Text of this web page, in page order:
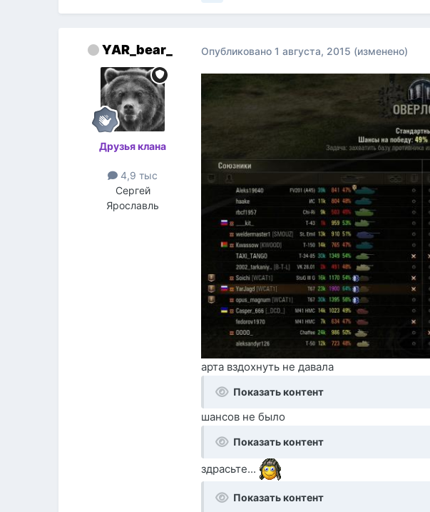
YAR_bear_
Друзья клана
4,9 тыс
Сергей
Ярославль
Опубликовано1 августа, 2015 (изменено)
арта вздохнуть не давала
Показать контент
шансов не было
Показать контент
здрасьте...
Показать контент